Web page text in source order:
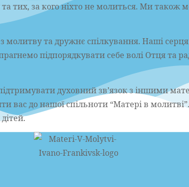
та тих, за кого ніхто не молиться. Ми
та дружнє спілкування. Наші серця
підпорядкувати себе волі Отця та
духовний зв’язок з іншими
вас до нашої спільноти “Матері в